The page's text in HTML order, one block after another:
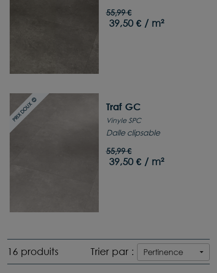
55,99 €
39,50 € / m²
PRIX DOUX 😊 Traf GC
Vinyle SPC
Dalle clipsable
55,99 €
39,50 € / m²
16 produits Trier par : Pertinence